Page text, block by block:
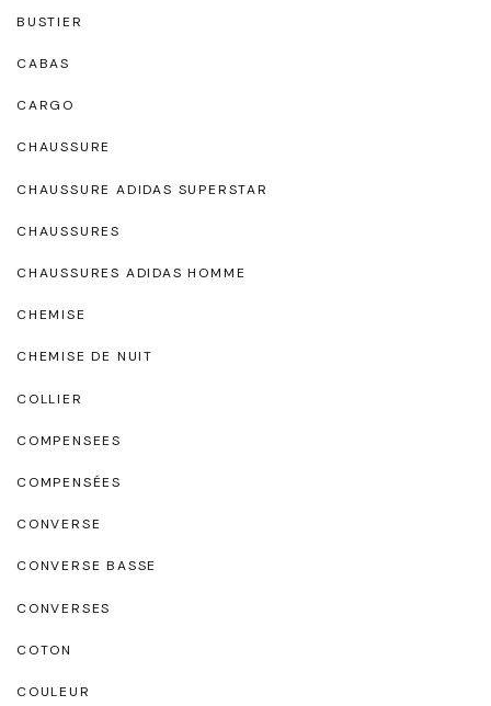
BUSTIER
CABAS
CARGO
CHAUSSURE
CHAUSSURE ADIDAS SUPERSTAR
CHAUSSURES
CHAUSSURES ADIDAS HOMME
CHEMISE
CHEMISE DE NUIT
COLLIER
COMPENSEES
COMPENSÉES
CONVERSE
CONVERSE BASSE
CONVERSES
COTON
COULEUR